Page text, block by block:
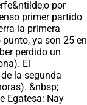
por
primer partido
la primera
ya son 25 en
perdido un
El
la segunda
&nbsp;
Egatesa: Nay